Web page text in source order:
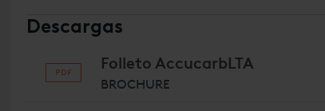
funcionamiento seguro en las aplicaciones con hidrógeno.
Descargas
Folleto AccucarbLTA
BROCHURE